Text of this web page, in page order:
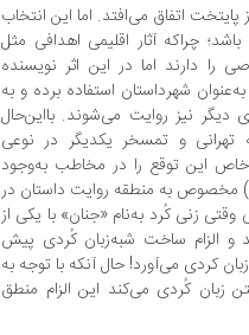
اتفاق می‌افتد. اما این انتخاب
چراکه آثار اقلیمی اهدافی مثل
دارند اما در این اثر نویسنده
شهرداستان استفاده برده و به
دیگر نیز روایت می‌شوند. بااین‌حال
و تمسخر یکدیگر در نوعی
این توقع را در مخاطب به‌وجود
مخصوص به منطقه‌ روایت داستان در
زنی کُرد به‌نام «جنان» با یکی از
ساخت شبه‌زبان کُردی پیش
کردی می‌آورد! حال آنکه با توجه به
زبان کُردی می‌کند این الزام منطق